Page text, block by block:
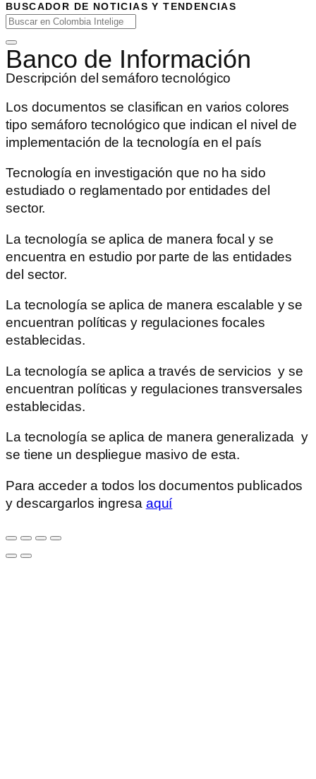
BUSCADOR DE NOTICIAS Y TENDENCIAS
Banco de Información
Descripción del semáforo tecnológico
Los documentos se clasifican en varios colores
tipo semáforo tecnológico que indican el nivel de
implementación de la tecnología en el país
Tecnología en investigación que no ha sido
estudiado o reglamentado por entidades del
sector.
La tecnología se aplica de manera focal y se
encuentra en estudio por parte de las entidades
del sector.
La tecnología se aplica de manera escalable y se
encuentran políticas y regulaciones focales
establecidas.
La tecnología se aplica a través de servicios y se
encuentran políticas y regulaciones transversales
establecidas.
La tecnología se aplica de manera generalizada y
se tiene un despliegue masivo de esta.
Para acceder a todos los documentos publicados
y descargarlos ingresa aquí